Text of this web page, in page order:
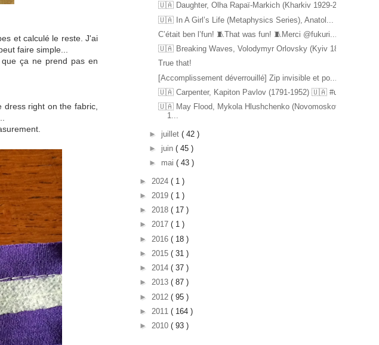
et calculé le reste. J'ai
faire simple...
ça ne prend pas en
right on the fabric,
🇺🇦 Daughter, Olha Rapaï-Markich (Kharkiv 1929-20...
🇺🇦 In A Girl’s Life (Metaphysics Series), Anatol...
C’était ben l’fun! 🧵That was fun! 🧵Merci @fukuri...
🇺🇦 Breaking Waves, Volodymyr Orlovsky (Kyiv 1842...
True that!
[Accomplissement déverrouillé] Zip invisible et po...
🇺🇦 Carpenter, Kapiton Pavlov (1791-1952) 🇺🇦 #u...
🇺🇦 May Flood, Mykola Hlushchenko (Novomoskovsk
1...
► juillet ( 42 )
► juin ( 45 )
► mai ( 43 )
► 2024 ( 1 )
► 2019 ( 1 )
► 2018 ( 17 )
► 2017 ( 1 )
► 2016 ( 18 )
► 2015 ( 31 )
► 2014 ( 37 )
► 2013 ( 87 )
► 2012 ( 95 )
► 2011 ( 164 )
► 2010 ( 93 )